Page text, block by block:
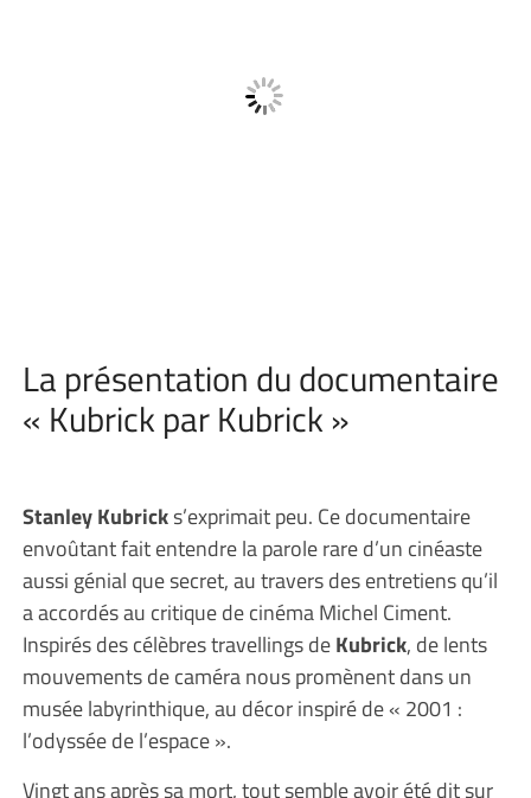
La présentation du documentaire
« Kubrick par Kubrick »
Stanley Kubricks’exprimait peu. Ce documentaire
envoûtant fait entendre la parole rare d’un cinéaste
aussi génial que secret, au travers des entretiens qu’il
a accordés au critique de cinéma Michel Ciment.
Inspirés des célèbres travellings deKubrick, de lents
mouvements de caméra nous promènent dans un
musée labyrinthique, au décor inspiré de « 2001 :
l’odyssée de l’espace ».
Vingt ans après sa mort, tout semble avoir été dit sur